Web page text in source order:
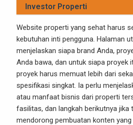
Investor Properti
Website properti yang sehat harus
kebutuhan inti pengguna. Halaman
menjelaskan siapa brand Anda,
Anda bawa, dan untuk siapa proyek
proyek harus memuat lebih dari
spesifikasi singkat. Ia perlu
atau manfaat bisnis dari properti
fasilitas, dan langkah berikutnya jika
mendorong pembuatan konten